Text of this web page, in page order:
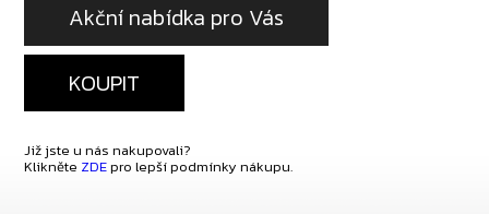
Akční nabídka pro Vás
KOUPIT
Již jste u nás nakupovali?
Klikněte ZDEpro lepší podmínky nákupu.